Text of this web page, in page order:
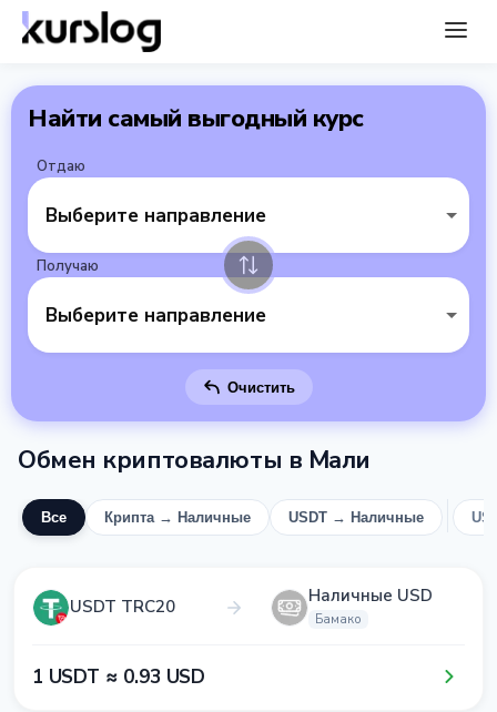
Найти самый выгодный курс
Отдаю
Выберите направление
Получаю
Выберите направление
Очистить
Обмен криптовалюты в Мали
Все Крипта → Наличные USDT → Наличные
USDT TRC20 Наличные USD
Бамако
1​ USDT ≈ 0​.9​3​ USD